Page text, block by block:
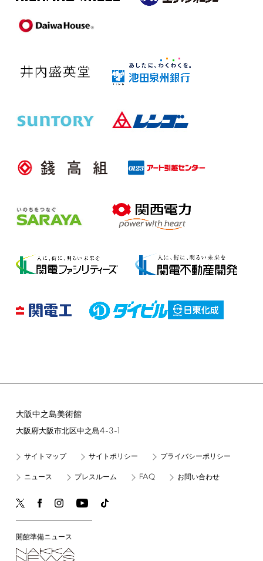
大阪中之島美術館
大阪府大阪市北区中之島4-3-1
サイトマップ サイトポリシー プライバシーポリシー
ニュース プレスルーム FAQ お問い合わせ
開館準備ニュース